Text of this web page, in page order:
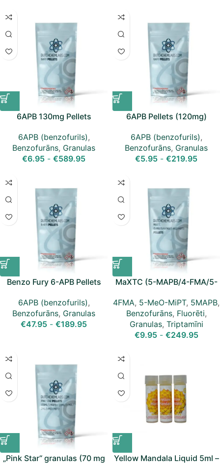
6APB 130mg Pellets
6APB (benzofurils),
Benzofurāns, Granulas
€6.95 - €589.95
6APB Pellets (120mg)
6APB (benzofurils),
Benzofurāns, Granulas
€5.95 - €219.95
Benzo Fury 6-APB Pellets
6APB (benzofurils),
Benzofurāns, Granulas
€47.95 - €189.95
MaXTC (5-MAPB/4-FMA/5-
4FMA, 5-MeO-MiPT, 5MAPB,
Benzofurāns, Fluorēti,
Granulas, Triptamīni
€9.95 - €249.95
„Pink Star“ granulas (70 mg
Yellow Mandala Liquid 5ml –